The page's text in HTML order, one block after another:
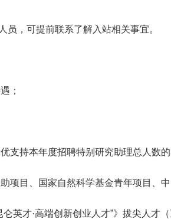
员，可提前联系了解入站相关事宜。
；
支持本年度招聘特别研究助理总人数的
项目、国家自然科学基金青年项目、
英才·高端创新创业人才”》拔尖人才